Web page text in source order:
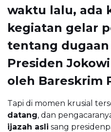
waktu lalu, ada
kegiatan gelar
tentang dugaan
Presiden Jokowi
oleh Bareskrim
Tapi di momen krusial
datang, dan
ijazah asli sang